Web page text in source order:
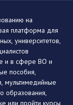
на
платформа для
университетов,
и в сфере ВО и
пособия,
мультимедийные
образования,
или пройти курсы